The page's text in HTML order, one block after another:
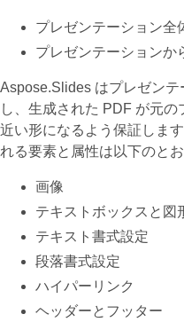
プレゼンテーション全
プレゼンテーションか
Aspose.Slides はプレゼンテ
し、生成された PDF が元
近い形になるよう保証しま
れる要素と属性は以下のとお
画像
テキストボックスと図
テキスト書式設定
段落書式設定
ハイパーリンク
ヘッダーとフッター